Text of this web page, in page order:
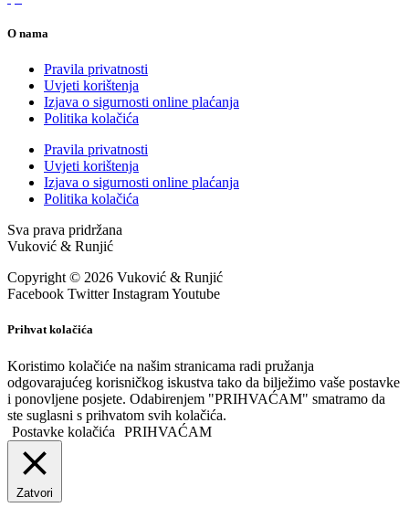
O nama
Pravila privatnosti
Uvjeti korištenja
Izjava o sigurnosti online plaćanja
Politika kolačića
Pravila privatnosti
Uvjeti korištenja
Izjava o sigurnosti online plaćanja
Politika kolačića
Sva prava pridržana
Vuković & Runjić
Copyright © 2026 Vuković & Runjić
Facebook Twitter InstagramYoutube
Prihvat kolačića
Koristimo kolačiće na našim stranicama radi pružanja
odgovarajućeg korisničkog iskustva tako da bilježimo vaše postavke
i ponovljene posjete. Odabirenjem "PRIHVAĆAM" smatramo da
ste suglasni s prihvatom svih kolačića.
Postavke kolačića
PRIHVAĆAM
Zatvori